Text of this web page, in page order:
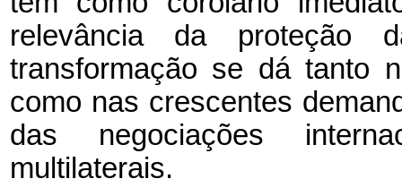
relevância da proteção
transformação se dá tanto
como nas crescentes
das negociações
multilaterais.